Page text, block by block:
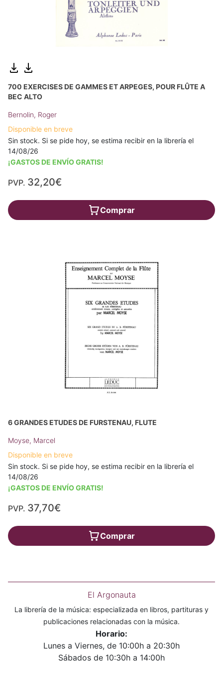
700 EXERCISES DE GAMMES ET ARPEGES, POUR FLÛTE A
BEC ALTO
Bernolin, Roger
Disponible en breve
Sin stock. Si se pide hoy, se estima recibir en la librería el
14/08/26
¡GASTOS DE ENVÍO GRATIS!
PVP. 32,20€
Comprar
6 GRANDES ETUDES DE FURSTENAU, FLUTE
Moyse, Marcel
Disponible en breve
Sin stock. Si se pide hoy, se estima recibir en la librería el
14/08/26
¡GASTOS DE ENVÍO GRATIS!
PVP. 37,70€
Comprar
El Argonauta
La librería de la música: especializada en libros, partituras y
publicaciones relacionadas con la música.
Horario:
Lunes a Viernes, de 10:00h a 20:30h
Sábados de 10:30h a 14:00h